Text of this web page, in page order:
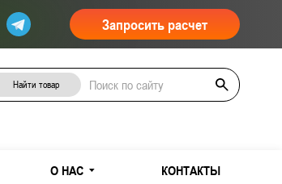
Запросить расчет
Найти товар
О НАС КОНТАКТЫ